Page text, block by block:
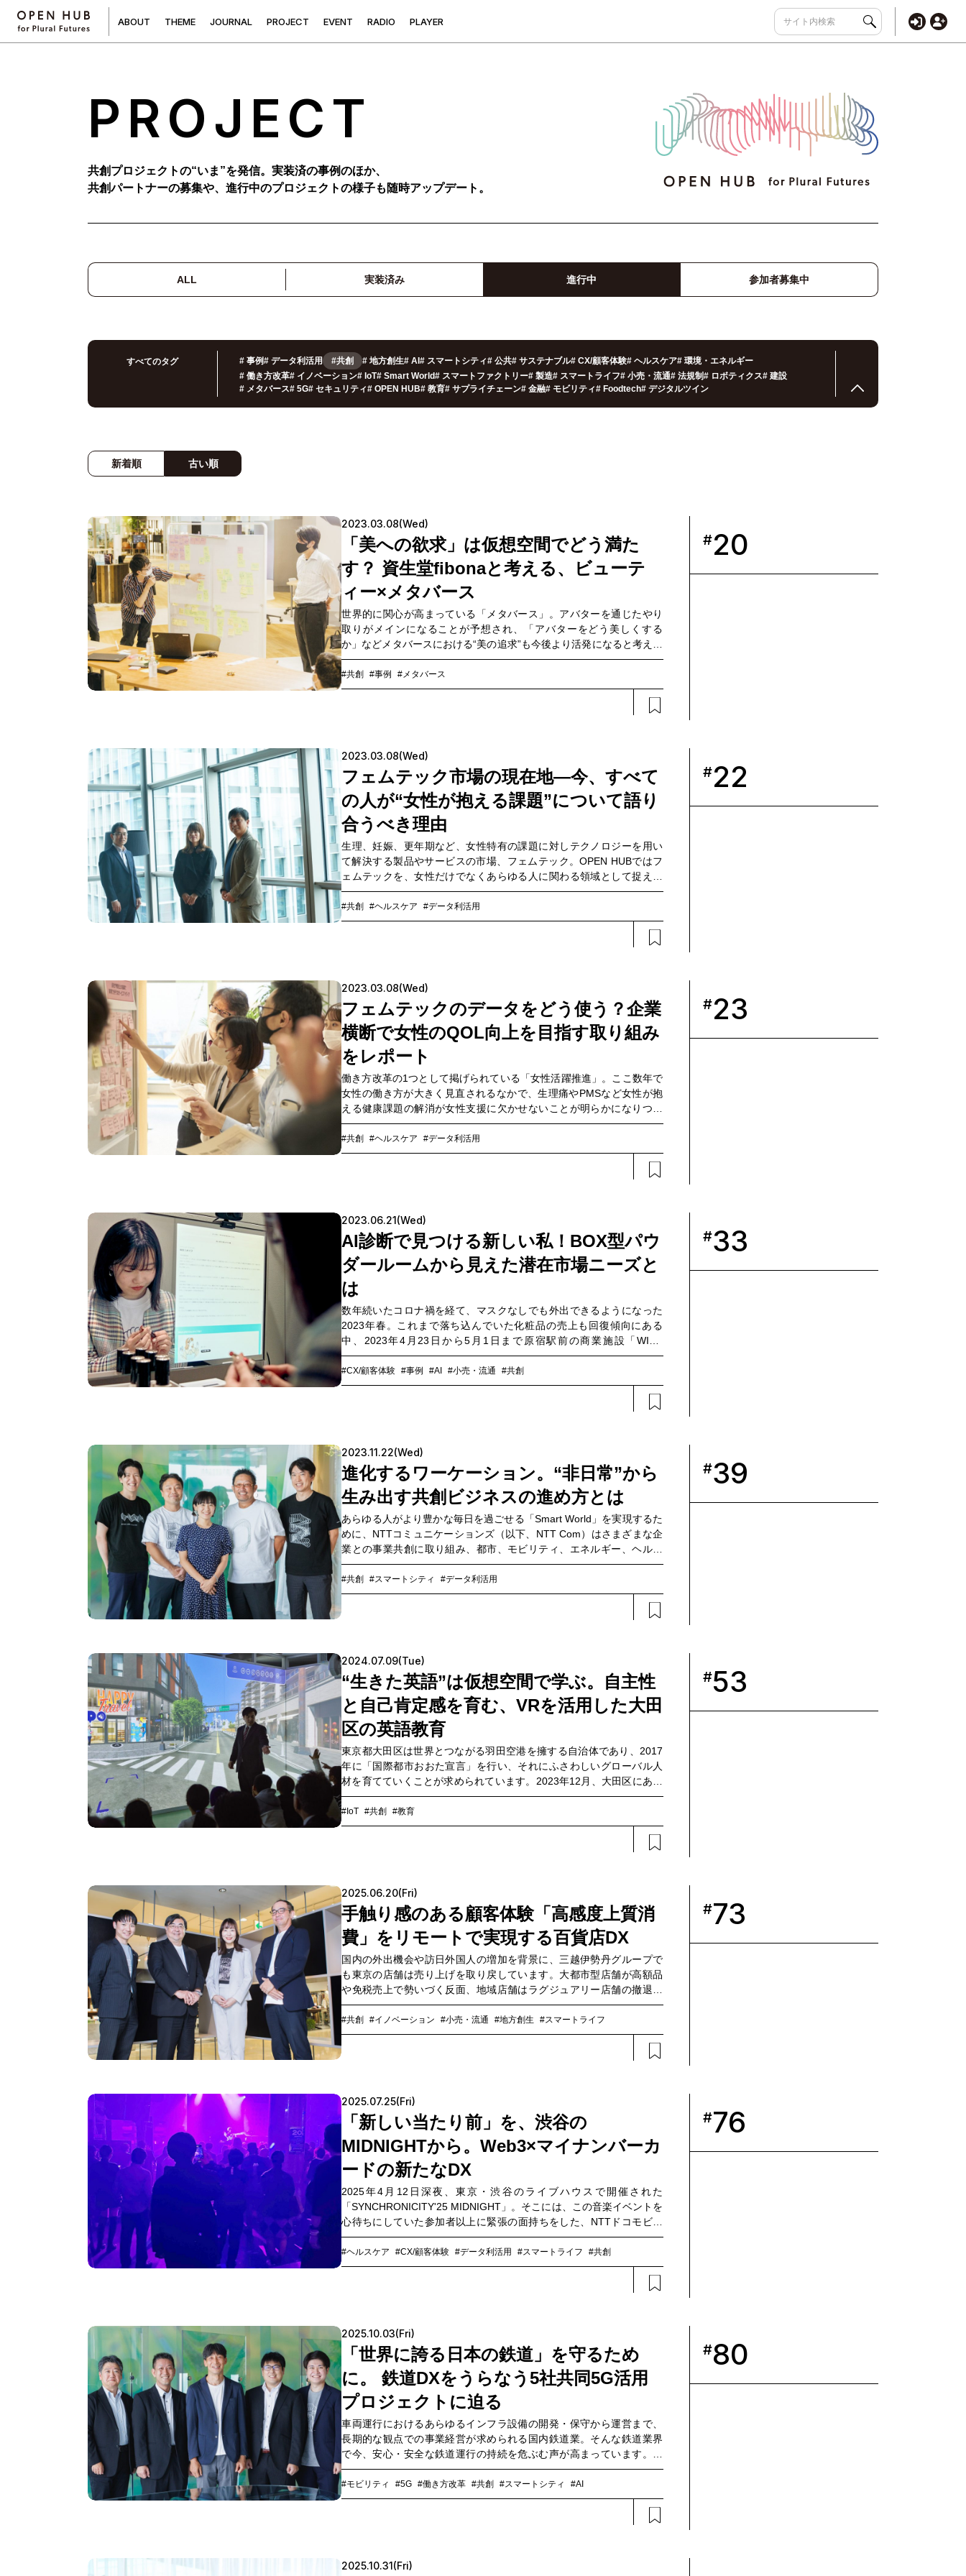
ABOUT THEME JOURNAL PROJECT EVENT RADIO PLAYER
PROJECT
共創プロジェクトの“いま”を発信。実装済の事例のほか、
共創パートナーの募集や、進行中のプロジェクトの様子も随時アップデート。
ALL 実装済み 進行中 参加者募集中
すべてのタグ # 事例# データ利活用 #共創 # 地方創生# AI # スマートシティ# 公共# サステナブル# CX/顧客体験# ヘルスケア# 環境・エネルギー
# 働き方改革# イノベーション# IoT# Smart World# スマートファクトリー# 製造# スマートライフ# 小売・流通# 法規制# ロボティクス# 建設
# メタバース# 5G# セキュリティ# OPEN HUB# 教育# サプライチェーン# 金融# モビリティ# Foodtech# デジタルツイン
新着順 古い順
2023.03.08(Wed)
「美への欲求」は仮想空間でどう満た
す？ 資生堂fibonaと考える、ビューテ
ィー×メタバース
世界的に関心が高まっている「メタバース」。アバターを通じたやり
取りがメインになることが予想され、「アバターをどう美しくする
か」などメタバースにおける“美の追求”も今後より活発になると考えら
れます。そんな中、2022年7月21日、OPEN HUB Parkにて、資生堂研
究所が主導するオープンイノベーションプログラムfibonaとNTTコミュ
ニケーションズ（以下、NTT Com）が共創ワークショップを開催しま
#共創 #事例 #メタバース
#20
2023.03.08(Wed)
フェムテック市場の現在地—今、すべて
の人が“女性が抱える課題”について語り
合うべき理由
生理、妊娠、更年期など、女性特有の課題に対しテクノロジーを用い
て解決する製品やサービスの市場、フェムテック。OPEN HUBではフ
ェムテックを、女性だけでなくあらゆる人に関わる領域として捉え、
社会を大きく前進させるポテンシャルがあると考えています。国内最
大級のピルのオンライン診察プラットフォーム「スマルナ」を展開す
るネクイノの代表取締役・石井 健一氏、資生堂研究所のオープンイノ
史の3人に、フェムテック領域の可能性について、それぞれの視点から
#共創 #ヘルスケア #データ利活用
#22
2023.03.08(Wed)
フェムテックのデータをどう使う？企業
横断で女性のQOL向上を目指す取り組み
をレポート
働き方改革の1つとして掲げられている「女性活躍推進」。ここ数年で
女性の働き方が大きく見直されるなかで、生理痛やPMSなど女性が抱
える健康課題の解消が女性支援に欠かせないことが明らかになりつつ
あります。2022年11月18日、女性のウェルネスを推進する事業の可能
性を探るため、OPEN HUBでフェムテックデータの利活用を考えるワ
ークショップが行われました。
#共創 #ヘルスケア #データ利活用
#23
2023.06.21(Wed)
AI診断で見つける新しい私！BOX型パウ
ダールームから見えた潜在市場ニーズと
は
数年続いたコロナ禍を経て、マスクなしでも外出できるようになった
2023年春。これまで落ち込んでいた化粧品の売上も回復傾向にある
中、2023年4月23日から5月1日まで原宿駅前の商業施設「WITH
HARAJUKU」の地下1Fスペースに設置されたのが、自分に似合うメイ
クやコスメをAIが教えてくれる「Smart Powder Room」です。NTTコ
ミュニケーションズ（以下、NTT Com）、オカムラ、AGCの3社の技
#CX/顧客体験 #事例 #AI #小売・流通 #共創
#33
2023.11.22(Wed)
進化するワーケーション。“非日常”から
生み出す共創ビジネスの進め方とは
あらゆる人がより豊かな毎日を過ごせる「Smart World」を実現するた
めに、NTTコミュニケーションズ（以下、NTT Com）はさまざまな企
業との事業共創に取り組み、都市、モビリティ、エネルギー、ヘルス
ケアなど幅広い領域で社会課題の解決に挑んでいます。今回フォーカ
スするのは、東京海上日動火災保険（以下、東京海上日動）×NTT
Comの取り組み。両社は事業共創の新たなステージを目指し、今年4月
テライトオフィスを提供するIsland and office代表取締役の柏木彩氏を
迎え、1泊2日のワーケーションを振り返りながら、非日常での事業共
創の成果と今後への意気込みについて話を聞きました。
#共創 #スマートシティ #データ利活用
#39
2024.07.09(Tue)
“生きた英語”は仮想空間で学ぶ。自主性
と自己肯定感を育む、VRを活用した大田
区の英語教育
東京都大田区は世界とつながる羽田空港を擁する自治体であり、2017
年に「国際都市おおた宣言」を行い、それにふさわしいグローバル人
材を育てていくことが求められています。2023年12月、大田区にある
大森東小学校で活用が始まったOGC（おおたグローバルコミュニケー
ション）海外体験ルーム。アメリカの街並みや店舗を再現したバーチ
ャル空間が広がるこの教室には、XR事業を手掛けるNTTコノキューの
て、大田区教育委員会事務局 教育総務部 指導課 指導主事の江袋勇樹氏
と、NTTコノキュー マーケティング部門 山﨑美佐、本プロジェクトを
マネジメントしたNTTコミュニケーションズ（以下、NTT Com） 仮屋
園都萌に話を聞きました。
#IoT #共創 #教育
#53
2025.06.20(Fri)
手触り感のある顧客体験「高感度上質消
費」をリモートで実現する百貨店DX
国内の外出機会や訪日外国人の増加を背景に、三越伊勢丹グループで
も東京の店舗は売り上げを取り戻しています。大都市型店舗が高額品
や免税売上で勢いづく反面、地域店舗はラグジュアリー店舗の撤退が
相次ぎ、取扱商品のラインナップに課題を抱えている状況です。広島
三越もそんな地域店舗のひとつ。しかし地域には一定数の富裕層のお
客さまがいる中、なくなることのないラグジュアリーブランドのニー
ナーであるNTTコミュニケーションズ（以下、NTT Com） 第四ビジネ
スソリューション部の古川敦担当部長、足立楽斗、NTTコノキューの
山﨑美佐に、外商顧客向けのリモート接客による新たな体験創出のプ
ロジェクトについて伺いました。
#共創 #イノベーション #小売・流通 #地方創生 #スマートライフ
#73
2025.07.25(Fri)
「新しい当たり前」を、渋谷の
MIDNIGHTから。Web3×マイナンバーカ
ードの新たなDX
2025年4月12日深夜、東京・渋谷のライブハウスで開催された
「SYNCHRONICITY'25 MIDNIGHT」。そこには、この音楽イベントを
心待ちにしていた参加者以上に緊張の面持ちをした、NTTドコモビジ
ネスとNTT Digitalの面々がいました。Web3における重要技術のひとつ
であるデジタルアイデンティティウォレットを活用した、イベント入
場時年齢確認ソリューションの実証実験が実施されたからです。NFT
常”を創り出そうとしているのでしょうか。プロジェクトを牽引した
NTT Digital アライアンス推進室 戦略担当の平井優生氏と、NTTドコモ
ビジネス スマートワールドビジネス部スマートヘルスケア推進室の櫻
井陽一、ソリューションサービス部の泉博明の3人が振り返り、Web3
ビジネスの未来を展望します。
#ヘルスケア #CX/顧客体験 #データ利活用 #スマートライフ #共創
#76
2025.10.03(Fri)
「世界に誇る日本の鉄道」を守るため
に。 鉄道DXをうらなう5社共同5G活用
プロジェクトに迫る
車両運行におけるあらゆるインフラ設備の開発・保守から運営まで、
長期的な観点での事業経営が求められる国内鉄道業。そんな鉄道業界
で今、安心・安全な鉄道運行の持続を危ぶむ声が高まっています。中
でも正確な車両運行の要となる通信ネットワークにおいては、少子高
齢化による技術継承問題など、メンテナンス負荷の増大・DXへの対応
の遅れといったさまざまな課題が指摘されています。そこで東京地下
を共同で実施。一般ユーザーを含むあらゆる人が利用するパブリック
#モビリティ #5G #働き方改革 #共創 #スマートシティ #AI
#80
2025.10.31(Fri)